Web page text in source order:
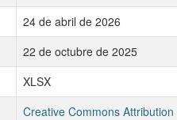
24 de abril de 2026
22 de octubre de 2025
XLSX
Creative Commons Attribution